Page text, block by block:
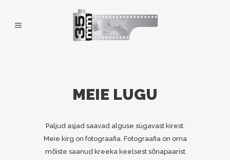
MEIE LUGU
Paljud asjad saavad alguse sügavast kirest.
Meie kirg on fotograafia. Fotograafia on oma
mõiste saanud kreeka keelsest sõnapaarist